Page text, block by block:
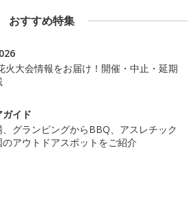
おすすめ特集
火大会情報をお届け！開催・中止・延期
イド
、グランピングからBBQ、アスレチック
のアウトドアスポットをご紹介